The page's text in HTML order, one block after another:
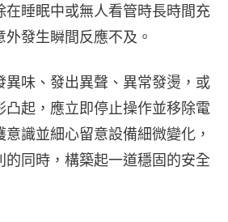
在睡眠中或無人看管時長時間充
發生瞬間反應不及。
異味、發出異聲、異常發燙，或
凸起，應立即停止操作並移除電
識並細心留意設備細微變化，
的同時，構築起一道穩固的安全